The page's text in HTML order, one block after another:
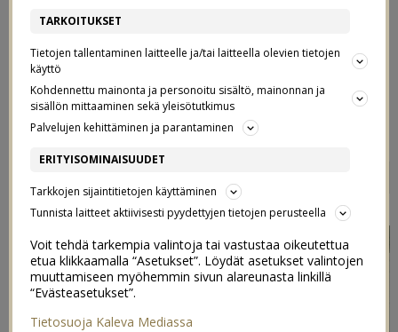
TÄNÄÄN MIETIN KAIKEN LISÄKSI OLEN VIELÄ FIKSUKIN!
MÄ ♥ MASU
20/02/2017
TARKOITUKSET
Tietojen tallentaminen laitteelle ja/tai laitteella olevien tietojen
käyttö
Kohdennettu mainonta ja personoitu sisältö, mainonnan ja
sisällön mittaaminen sekä yleisötutkimus
Palvelujen kehittäminen ja parantaminen
ERITYISOMINAISUUDET
Tarkkojen sijaintitietojen käyttäminen
Tunnista laitteet aktiivisesti pyydettyjen tietojen perusteella
Voit tehdä tarkempia valintoja tai vastustaa oikeutettua
etua klikkaamalla “Asetukset”. Löydät asetukset valintojen
muuttamiseen myöhemmin sivun alareunasta linkillä
“Evästeasetukset”.
Tietosuoja Kaleva Mediassa